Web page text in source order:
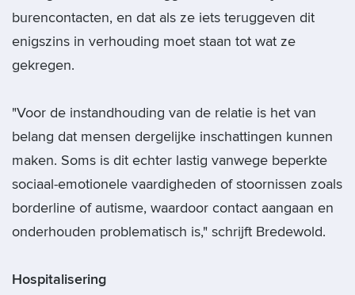
burencontacten, en dat als ze iets teruggeven dit
enigszins in verhouding moet staan tot wat ze
gekregen.
"Voor de instandhouding van de relatie is het van
belang dat mensen dergelijke inschattingen kunnen
maken. Soms is dit echter lastig vanwege beperkte
sociaal-emotionele vaardigheden of stoornissen zoals
borderline of autisme, waardoor contact aangaan en
onderhouden problematisch is," schrijft Bredewold.
Hospitalisering